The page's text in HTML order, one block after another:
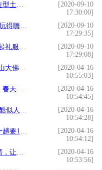
泰版吊打
[2020-09-10
17:30:00]
们有明星范
[2020-09-10
17:29:35]
白马王子”
[2020-09-10
17:29:08]
：神奇。
[2020-04-16
10:55:03]
用来治病
[2020-04-16
10:54:45]
流连忘返
[2020-04-16
10:54:28]
就是享受
[2020-04-16
10:54:12]
忘返
[2020-04-16
10:53:56]